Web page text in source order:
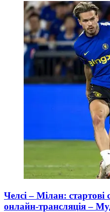
Челсі – Мілан:
онлайн-трансляція –